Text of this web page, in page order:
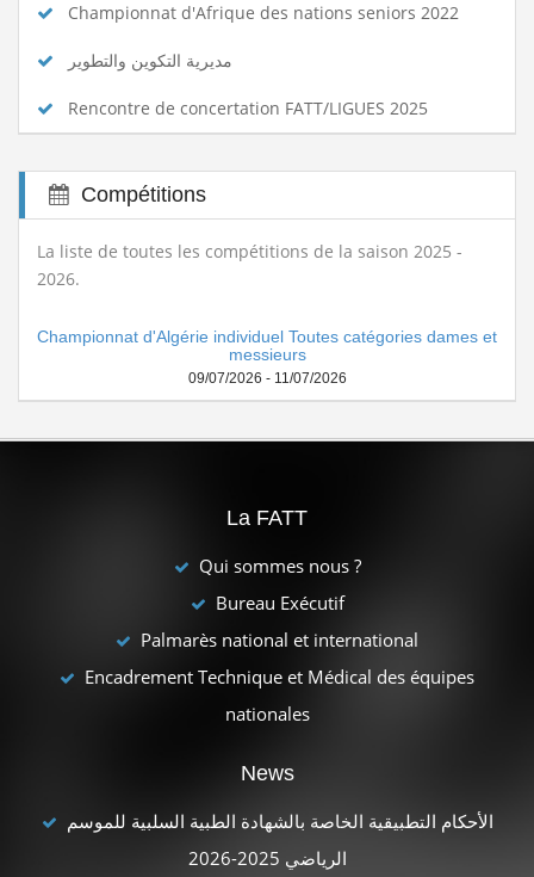
Championnat d'Afrique des nations seniors 2022
مديرية التكوين والتطوير
Rencontre de concertation FATT/LIGUES 2025
Compétitions
La liste de toutes les compétitions de la saison 2025 -
2026.
Championnat d'Algérie individuel Toutes catégories dames et
messieurs
09/07/2026 - 11/07/2026
La FATT
Qui sommes nous ?
Bureau Exécutif
Palmarès national et international
Encadrement Technique et Médical des équipes
nationales
News
الأحكام التطبيقية الخاصة بالشهادة الطبية السلبية للموسم
الرياضي 2025-2026